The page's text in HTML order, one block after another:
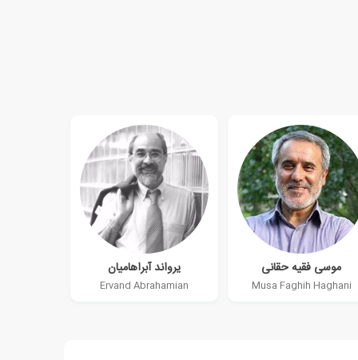
موسی فقیه حقانی
Musa Faghih Haghani
یرواند آبراهامیان
Ervand Abrahamian